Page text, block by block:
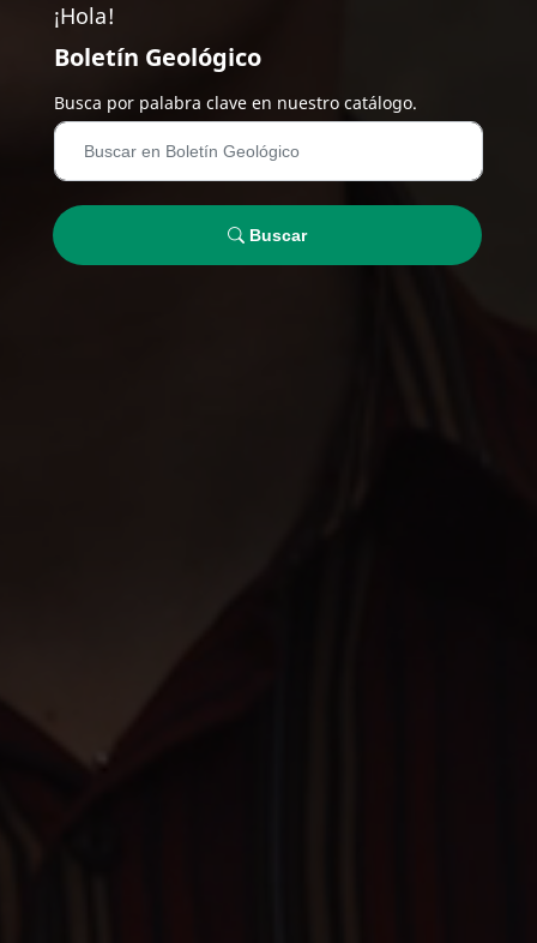
¡Hola!
Boletín Geológico
Busca por palabra clave en nuestro catálogo.
Buscar